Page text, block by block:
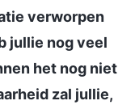
verworpen
jullie nog veel
het nog niet
zal jullie,